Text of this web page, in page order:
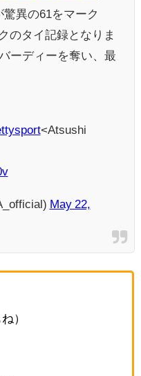
異の61をマーク
のタイ記録となりま
ーディーを奪い、最
<Atsushi
May 22,
）